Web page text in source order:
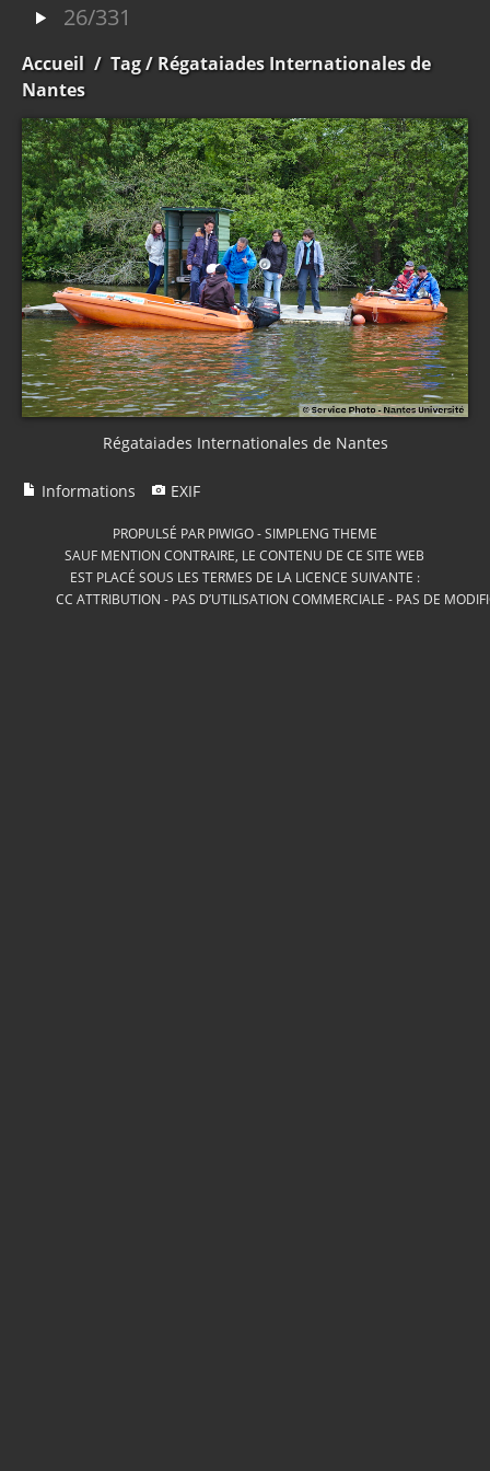
26/331
Accueil / Tag/ Régataiades Internationales de
Nantes
Régataiades Internationales de Nantes
Informations EXIF
PROPULSÉ PAR PIWIGO-SIMPLENG THEME
SAUF MENTION CONTRAIRE, LE CONTENU DE CE SITE WEB
EST PLACÉ SOUS LES TERMES DE LA LICENCE SUIVANTE :
CC ATTRIBUTION - PAS D’UTILISATION COMMERCIALE - PAS DE